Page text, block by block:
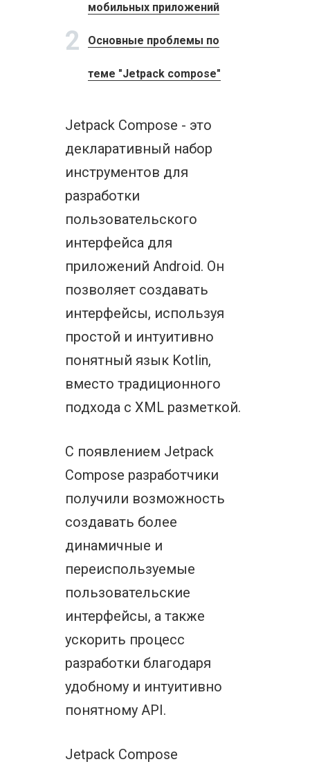
мобильных приложений
2 Основные проблемы по
теме "Jetpack compose"
Jetpack Compose - это
декларативный набор
инструментов для
разработки
пользовательского
интерфейса для
приложений Android. Он
позволяет создавать
интерфейсы, используя
простой и интуитивно
понятный язык Kotlin,
вместо традиционного
подхода с XML разметкой.
С появлением Jetpack
Compose разработчики
получили возможность
создавать более
динамичные и
переиспользуемые
пользовательские
интерфейсы, а также
ускорить процесс
разработки благодаря
удобному и интуитивно
понятному API.
Jetpack Compose